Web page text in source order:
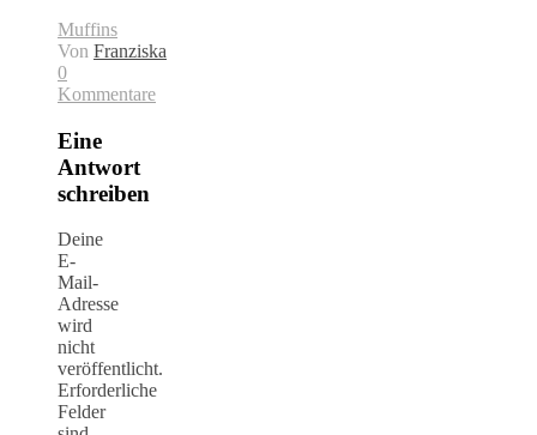
Muffins
Von Franziska
0
Kommentare
Eine
Antwort
schreiben
Deine
E-
Mail-
Adresse
wird
nicht
veröffentlicht.
Erforderliche
Felder